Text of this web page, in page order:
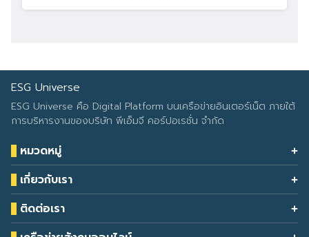
ESG Universe
ESG Universe คือ Digital Platform บนเครือข่ายอินเตอร์เน็ต ภายใต้
การบริหารงานของบริษัท พีเอ็มจี คอร์ปอเรชั่น จำกัด
หมวดหมู่
Health & Wellness
Eco Icon
ESG Data
Climate Change
เกี่ยวกับเรา
Our Services
About Us
Contact Us
ติดต่อเรา
โทรศัพท์: 090-549-2524